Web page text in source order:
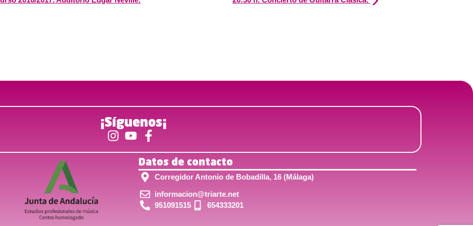
¡Síguenos¡
Datos de contacto
Corregidor Antonio de Bobadilla, 16 (Málaga)
informacion@triarte.net
951091515
654333201